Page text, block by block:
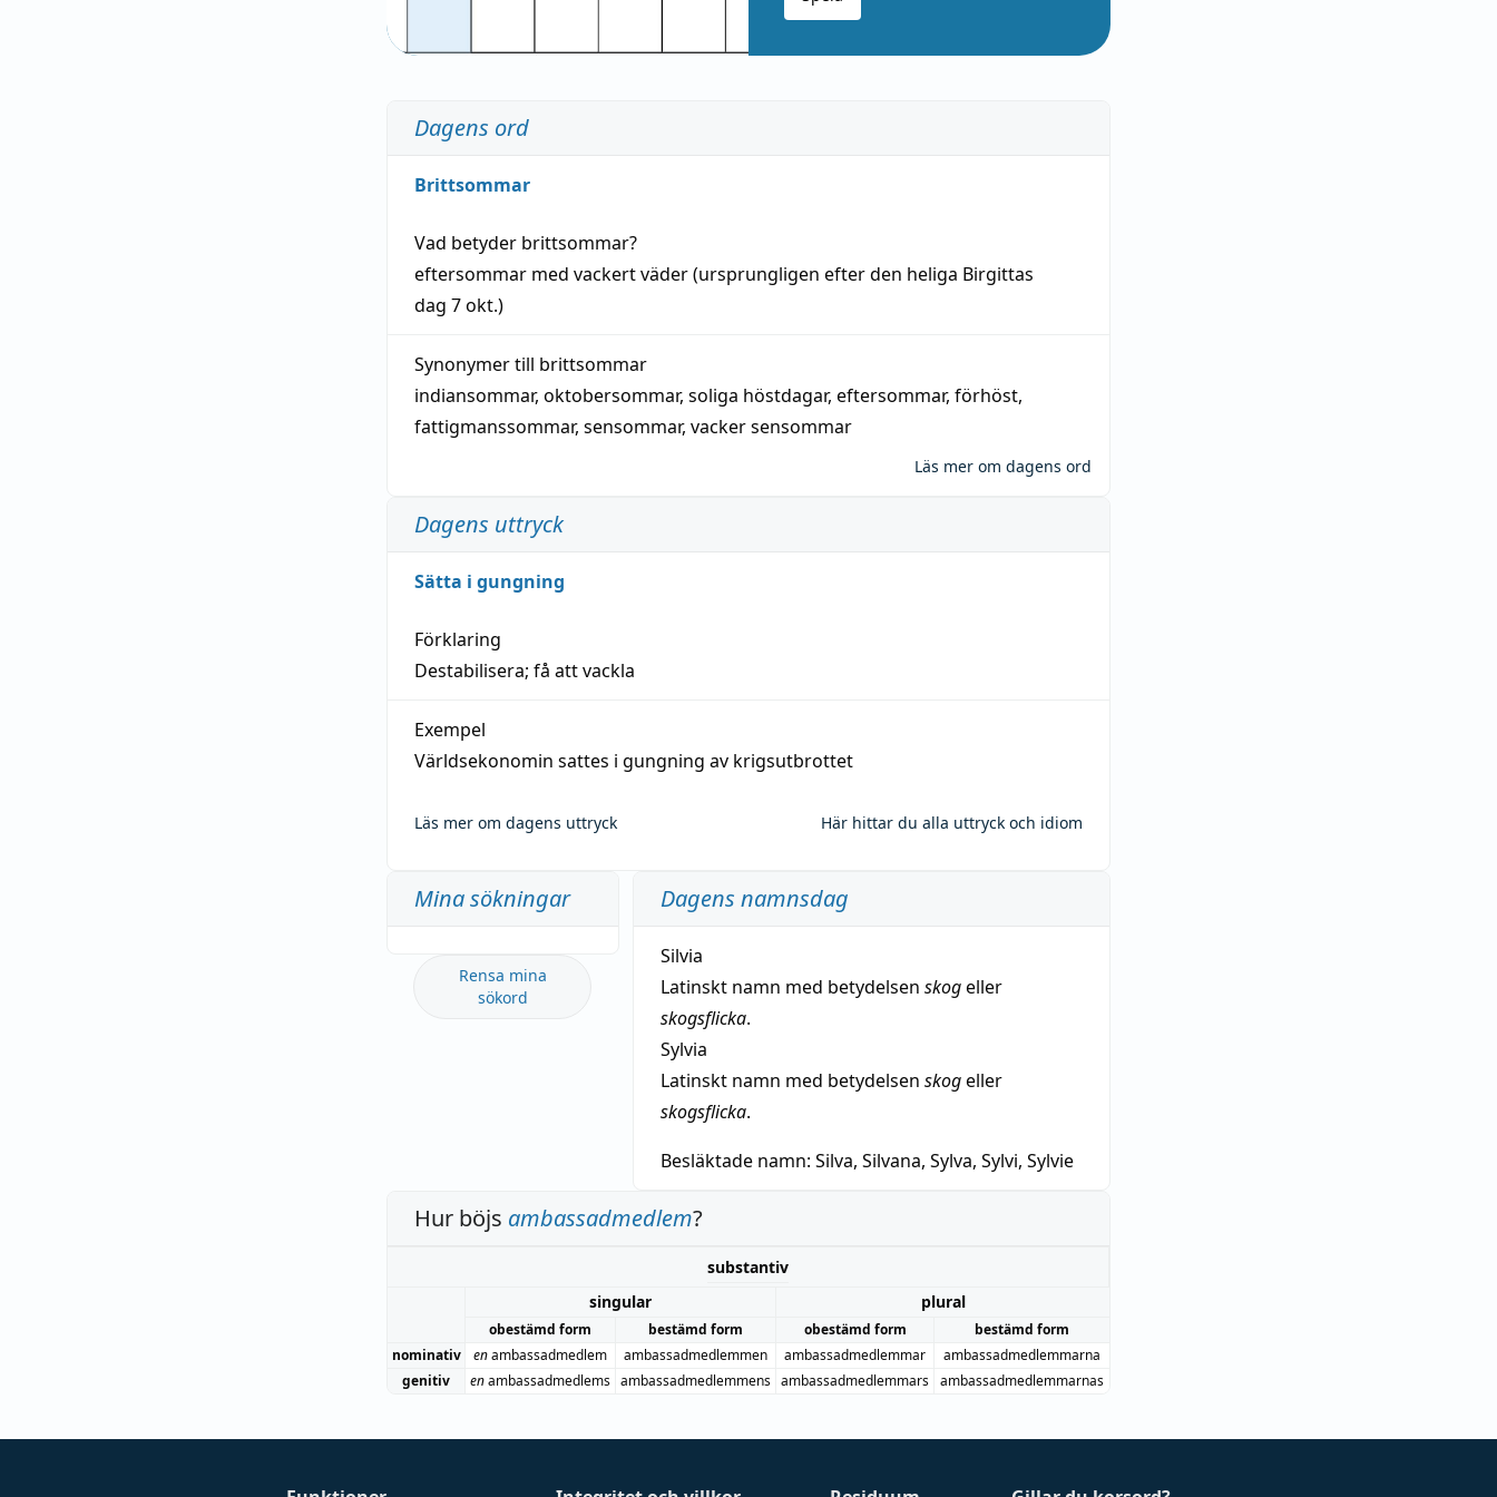
Dagens ord
Brittsommar
Vad betyder brittsommar?
eftersommar med vackertväder(ursprungligen efter den heliga Birgittas
dag 7 okt.)
Synonymer till brittsommar
indiansommar, oktobersommar, soliga höstdagar, eftersommar, förhöst,
fattigmanssommar, sensommar, vacker sensommar
Läs mer om dagens ord
Dagens uttryck
Sätta i gungning
Förklaring
Destabilisera; få att vackla
Exempel
Världsekonomin sattes i gungning av krigsutbrottet
Läs mer om dagens uttryck Här hittar du alla uttryck och idiom
Mina sökningar
Rensa mina
sökord
Dagens namnsdag
Silvia
Latinskt namn med betydelsen skogeller
skogsflicka.
Sylvia
Latinskt namn med betydelsen skogeller
skogsflicka.
Besläktade namn: Silva, Silvana, Sylva, Sylvi, Sylvie
Hur böjs ambassadmedlem?
substantiv
singular
plural
obestämd form bestämd form obestämd form
bestämd form
nominativ
enambassadmedlem ambassadmedlemmen ambassadmedlemmar
ambassadmedlemmarna
genitiv
enambassadmedlems ambassadmedlemmens ambassadmedlemmars ambassadmedlemmarnas